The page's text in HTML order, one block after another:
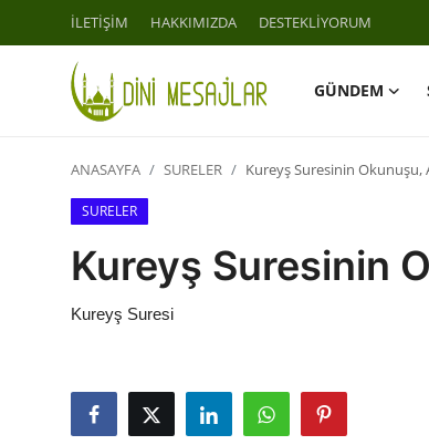
İLETİŞİM HAKKIMIZDA DESTEKLİYORUM
GÜNDEM
Giriş
SURELER
ANASAYFA SURELER Kureyş Suresinin Okunuşu,
SURELER
Kureyş Suresinin
Kureyş Suresi